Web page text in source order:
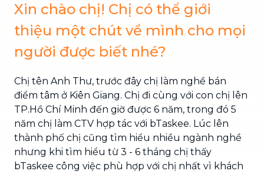
Xin chào chị! Chị có thể giới
thiệu một chút về mình cho mọi
người được biết nhé?
Chị tên Anh Thư, trước đây chị làm nghề bán
điểm tâm ở Kiên Giang. Chị đi cùng với con chị lên
TP.Hồ Chí Minh đến giờ được 6 năm, trong đó 5
năm chị làm CTV hợp tác với bTaskee. Lúc lên
thành phố chị cũng tìm hiểu nhiều ngành nghề
nhưng khi tìm hiểu từ 3 - 6 tháng chị thấy
bTaskee công việc phù hợp với chị nhất vì khách